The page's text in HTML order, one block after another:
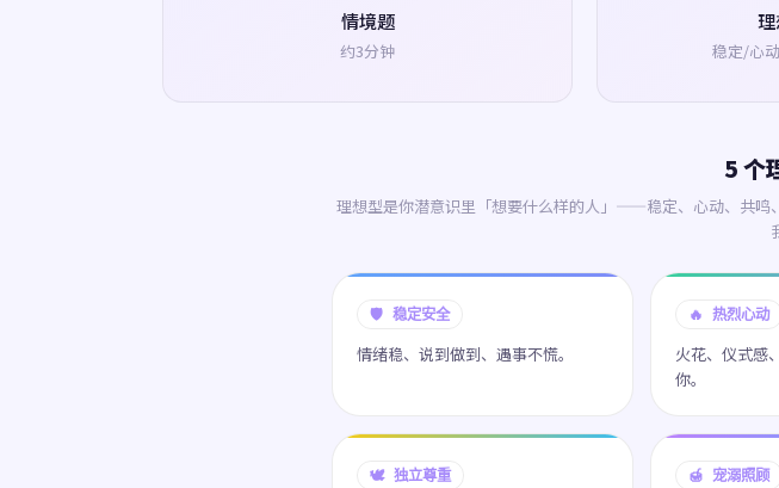
情境题
约3分钟 稳定/心
5 个
理想型是你潜意识里「想要什么样的人」——稳定、心动、共鸣
🛡️ 稳定安全
情绪稳、说到做到、遇事不慌。
🔥 热烈心动
火花、仪式感
你。
🕊️ 独立尊重
🍯 宠溺照顾